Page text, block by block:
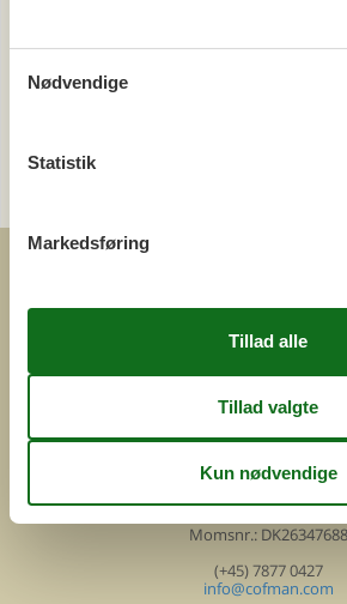
Alle
COFMAN.COM
ved
Nygade 8b. 2. th
DK-7400 Herning
Danmark
Cofman.com
Momsnr.: DK26347688
(+45) 7877 0427
info@cofman.com
Nødvendige
Statistik
Markedsføring